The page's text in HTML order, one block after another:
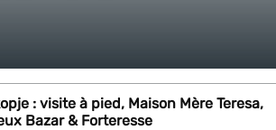
: visite à pied, Maison Mère Teresa,
Bazar & Forteresse